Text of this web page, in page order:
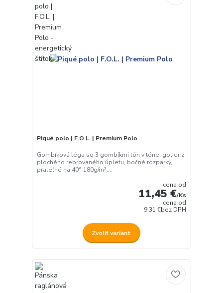
Piqué polo | F.O.L. | Premium Polo
Gombíková léga so 3 gombíkmi tón v tóne, golier z
plochého rebrovaného úpletu, bočné rozparky,
prateľné na 40° 180g/m²,...
cena od
11,45 €/Ks
cena od
9,31 €bez DPH
Zvoliť variant